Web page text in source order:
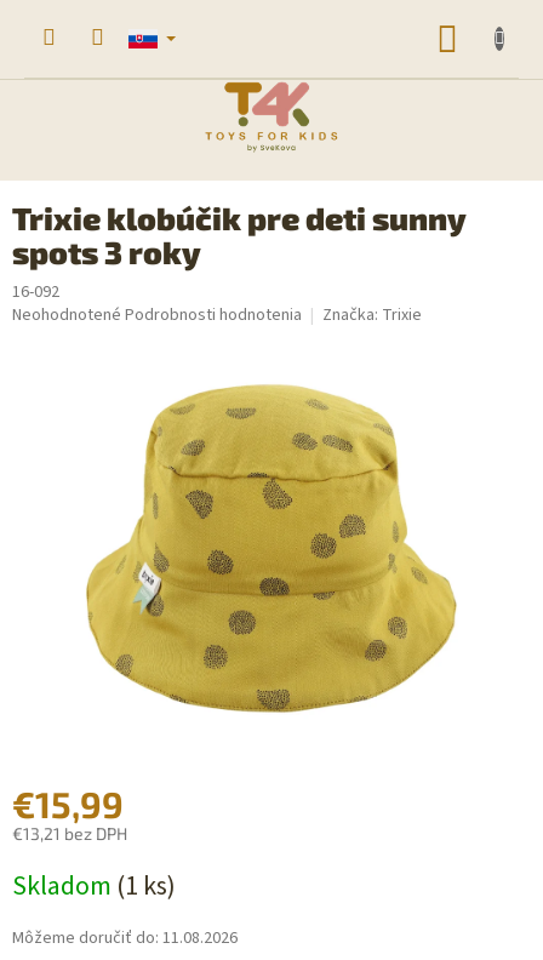
Trixie klobúčik pre deti sunny
spots 3 roky
16-092
Priemerné
Neohodnotené Podrobnosti hodnotenia Značka: Trixie
€15,99
€13,21 bez DPH
cena:
Skladom (1 ks)
Môžeme doručiť do: 11.08.2026